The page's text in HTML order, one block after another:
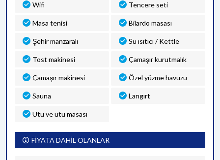
Wifi Tencere seti
Masa tenisi Bilardo masası
Şehir manzaralı Su ısıtıcı / Kettle
Tost makinesi Çamaşır kurutmalık
Çamaşır makinesi Özel yüzme havuzu
Sauna Langırt
Ütü ve ütü masası
FİYATA DAHİL OLANLAR